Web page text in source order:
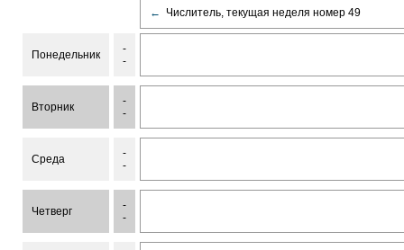
← Числитель, текущая неделя номер 49
Понедельник
-
-
Вторник
-
-
Среда
-
-
Четверг
-
-